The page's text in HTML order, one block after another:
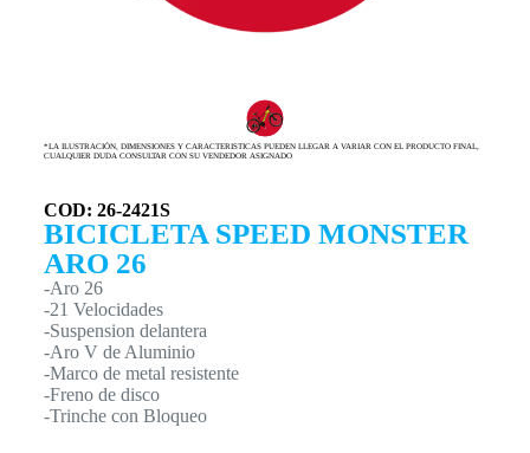
*LA ILUSTRACIÓN, DIMENSIONES Y CARACTERISTICAS PUEDEN LLEGAR A VARIAR CON EL PRODUCTO FINAL,
CUALQUIER DUDA CONSULTAR CON SU VENDEDOR ASIGNADO
COD: 26-2421S
BICICLETA SPEED MONSTER
ARO 26
-Aro 26
-21 Velocidades
-Suspension delantera
-Aro V de Aluminio
-Marco de metal resistente
-Freno de disco
-Trinche con Bloqueo